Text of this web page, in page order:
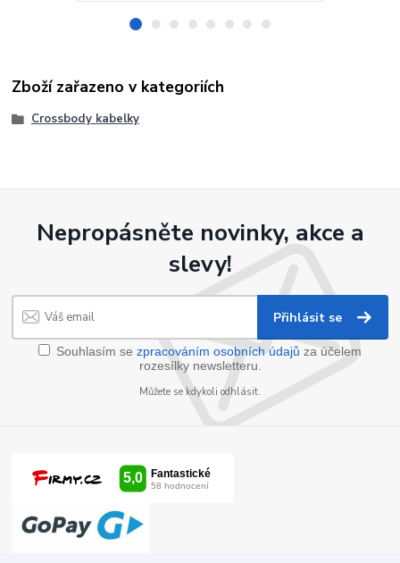
Zboží zařazeno v kategoriích
Crossbody kabelky
Nepropásněte novinky, akce a
slevy!
Přihlásit se
Souhlasím se zpracováním osobních údajů za účelem
rozesílky newsletteru.
Můžete se kdykoli odhlásit.